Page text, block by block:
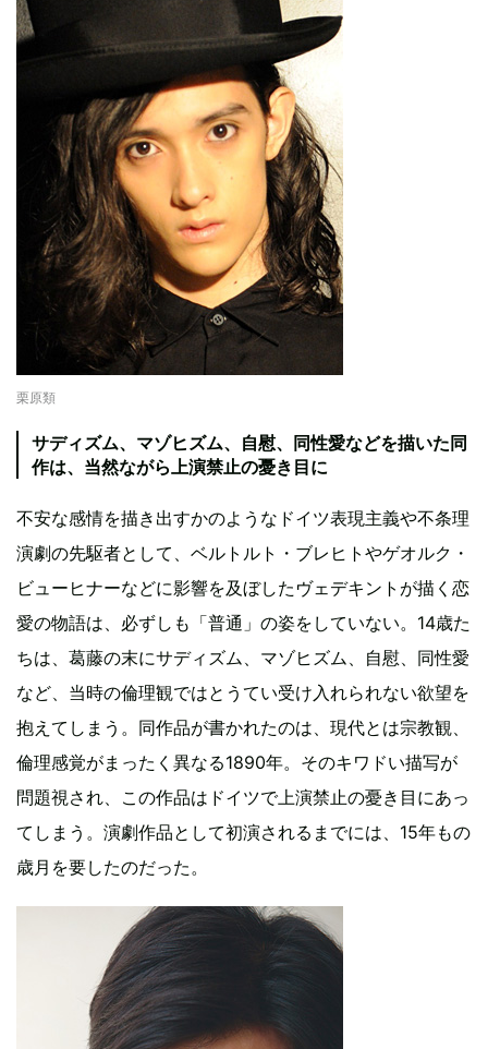
栗原類
サディズム、マゾヒズム、自慰、同性愛などを描いた同
作は、当然ながら上演禁止の憂き目に
不安な感情を描き出すかのようなドイツ表現主義や不条理
演劇の先駆者として、ベルトルト・ブレヒトやゲオルク・
ビューヒナーなどに影響を及ぼしたヴェデキントが描く恋
愛の物語は、必ずしも「普通」の姿をしていない。14歳た
ちは、葛藤の末にサディズム、マゾヒズム、自慰、同性愛
など、当時の倫理観ではとうてい受け入れられない欲望を
抱えてしまう。同作品が書かれたのは、現代とは宗教観、
倫理感覚がまったく異なる1890年。そのキワドい描写が
問題視され、この作品はドイツで上演禁止の憂き目にあっ
てしまう。演劇作品として初演されるまでには、15年もの
歳月を要したのだった。